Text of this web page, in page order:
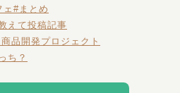
ェ#まとめ
えて投稿記事
品開発プロジェクト
ち？